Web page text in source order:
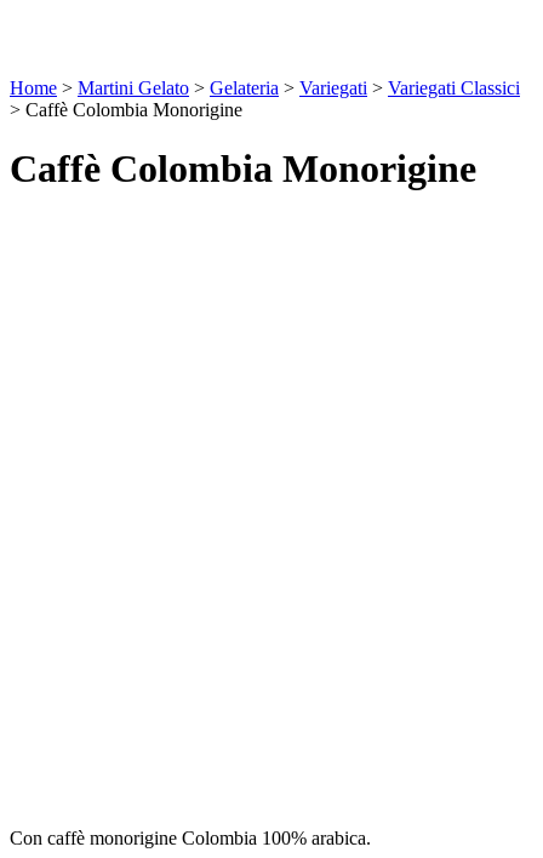
Home > Martini Gelato > Gelateria > Variegati > Variegati Classici
> Caffè Colombia Monorigine
Caffè Colombia Monorigine
Con caffè monorigine Colombia 100% arabica.